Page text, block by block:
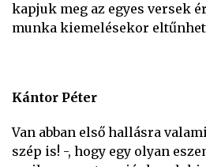
kapjuk meg az egyes versek
munka kiemelésekor
Kántor Péter
Van abban első hallásra
szép is! -, hogy egy olyan